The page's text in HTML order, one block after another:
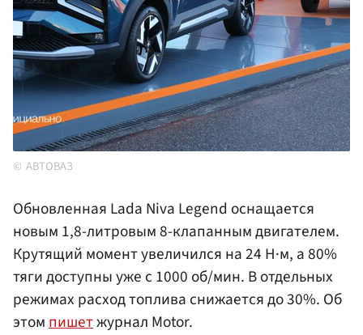
АВТОВАЗ
Обновленная Lada Niva Legend оснащается
новым 1,8-литровым 8-клапанным двигателем.
Крутящий момент увеличился на 24 Н·м, а 80%
тяги доступны уже с 1000 об/мин. В отдельных
режимах расход топлива снижается до 30%. Об
этомпишетжурнал Motor.